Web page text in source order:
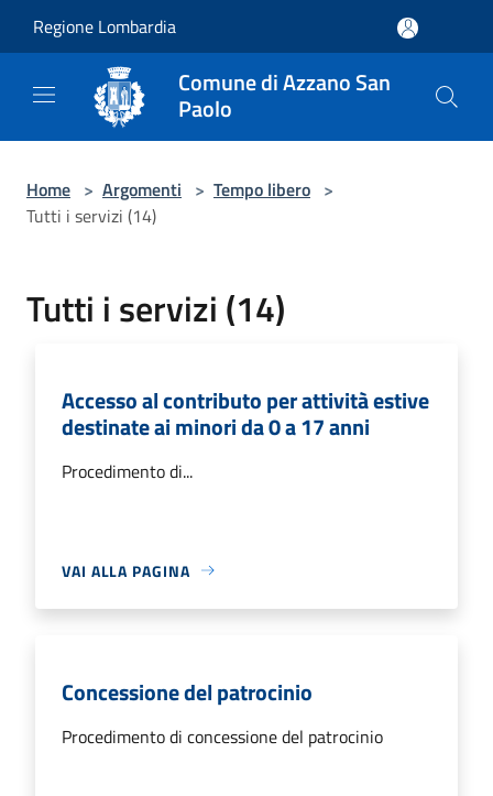
Regione Lombardia
Comune di Azzano San
Paolo
Home > Argomenti > Tempo libero >
Tutti i servizi (14)
Tutti i servizi (14)
Accesso al contributo per attività estive
destinate ai minori da 0 a 17 anni
Procedimento di...
VAI ALLA PAGINA
Concessione del patrocinio
Procedimento di concessione del patrocinio